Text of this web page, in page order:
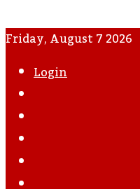
Friday, August 7 2026
Login